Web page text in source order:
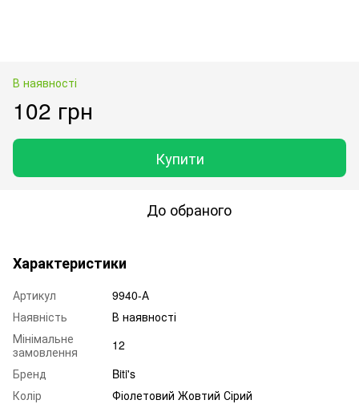
В наявності
102 грн
Купити
До обраного
Характеристики
Артикул
9940-А
Наявність
В наявності
Мінімальне
замовлення
12
Бренд
Biti's
Колір
Фіолетовий Жовтий Сірий